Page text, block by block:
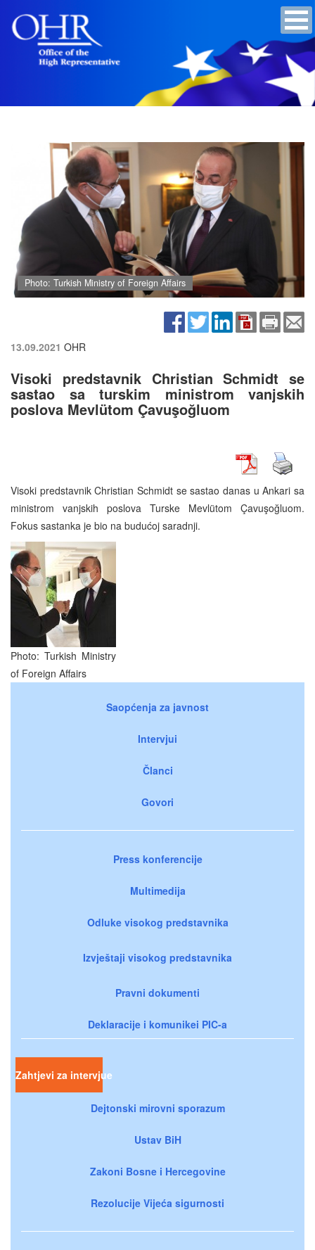
Photo: Turkish Ministry of Foreign Affairs
13.09.2021 OHR
Visoki predstavnik Christian Schmidt se
sastao sa turskim ministrom vanjskih
poslova Mevlütom Çavuşoğluom
Visoki predstavnik Christian Schmidt se sastao danas u Ankari sa
ministrom vanjskih poslova Turske Mevlütom Çavuşoğluom.
Fokus sastanka je bio na budućoj saradnji.
Photo: Turkish Ministry
of Foreign Affairs
Saopćenja za javnost
Intervjui
Članci
Govori
Press konferencije
Multimedija
Odluke visokog predstavnika
Izvještaji visokog predstavnika
Pravni dokumenti
Deklaracije i komunikei PIC-a
Zahtjevi za intervjue
Dejtonski mirovni sporazum
Ustav BiH
Zakoni Bosne i Hercegovine
Rezolucije Vijeća sigurnosti